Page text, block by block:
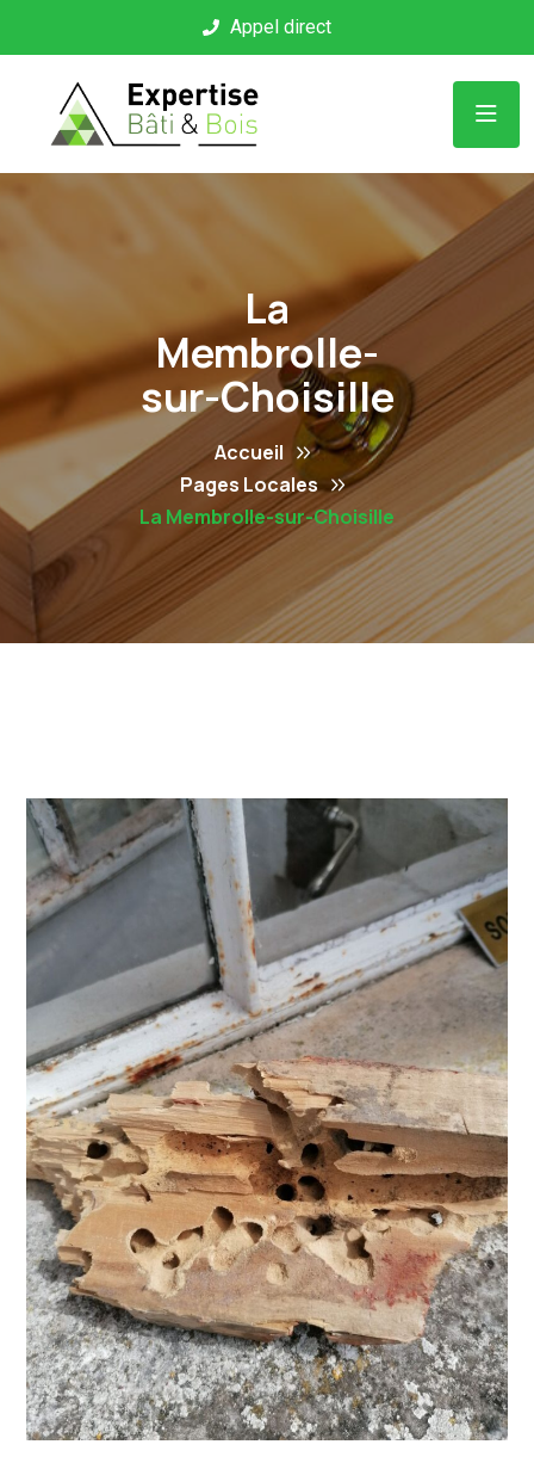
Appel direct
La
Membrolle-
sur-Choisille
Accueil
Pages Locales
La Membrolle-sur-Choisille
Panneau de gestion des cookies